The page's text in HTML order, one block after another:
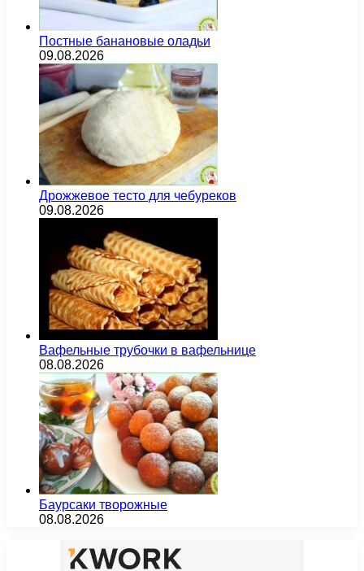
Постные банановые оладьи
09.08.2026
Дрожжевое тесто для чебуреков
09.08.2026
Вафельные трубочки в вафельнице
08.08.2026
Баурсаки творожные
08.08.2026